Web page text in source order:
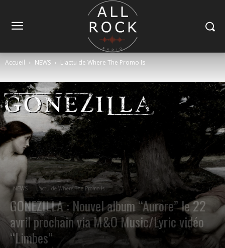
Accueil NEWS L'actu de Where The Promo Is
NEWS L'actu de Where The Promo Is
GONEZILLA : Nouvel album “Aurore” le 22
avril prochain via M&O Music/Lyric vidéo
“Limbes”